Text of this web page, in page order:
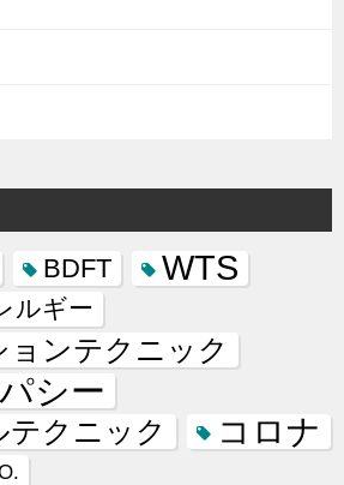
BDFT WTS
ルギー
ョンテクニック
シー
クニック コロナ